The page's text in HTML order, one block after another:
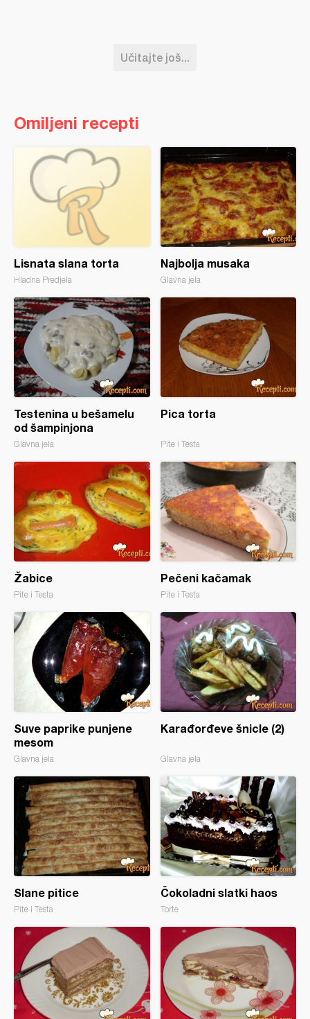
Učitajte još...
Omiljeni recepti
Lisnata slana torta
Hladna Predjela
Najbolja musaka
Glavna jela
Testenina u bešamelu
od šampinjona
Glavna jela
Pica torta
Pite i Testa
Žabice
Pite i Testa
Pečeni kačamak
Pite i Testa
Suve paprike punjene
mesom
Glavna jela
Karađorđeve šnicle (2)
Glavna jela
Slane pitice
Pite i Testa
Čokoladni slatki haos
Torte